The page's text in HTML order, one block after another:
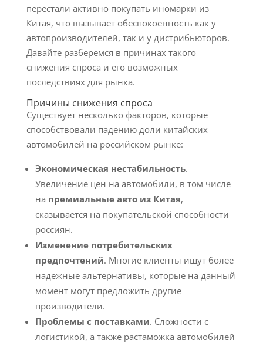
перестали активно покупать иномарки из
Китая, что вызывает обеспокоенность как у
автопроизводителей, так и у дистрибьюторов.
Давайте разберемся в причинах такого
снижения спроса и его возможных
последствиях для рынка.
Причины снижения спроса
Существует несколько факторов, которые
способствовали падению доли китайских
автомобилей на российском рынке:
Экономическая нестабильность.
Увеличение цен на автомобили, в том числе
на премиальные авто из Китая,
сказывается на покупательской способности
россиян.
Изменение потребительских
предпочтений. Многие клиенты ищут более
надежные альтернативы, которые на данный
момент могут предложить другие
производители.
Проблемы с поставками. Сложности с
логистикой, а также растаможка автомобилей